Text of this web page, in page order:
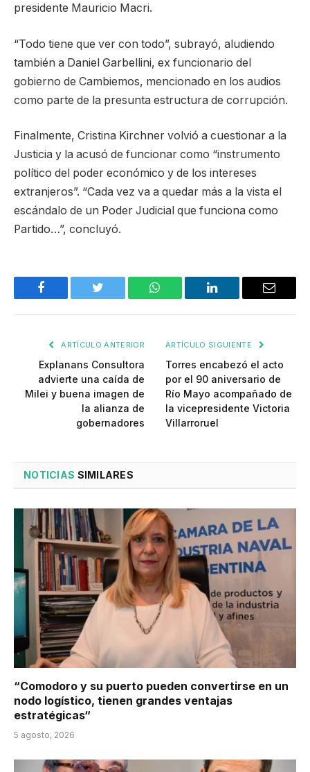
presidente Mauricio Macri.
“Todo tiene que ver con todo”, subrayó, aludiendo
también a Daniel Garbellini, ex funcionario del
gobierno de Cambiemos, mencionado en los audios
como parte de la presunta estructura de corrupción.
Finalmente, Cristina Kirchner volvió a cuestionar a la
Justicia y la acusó de funcionar como “instrumento
político del poder económico y de los intereses
extranjeros”. “Cada vez va a quedar más a la vista el
escándalo de un Poder Judicial que funciona como
Partido…”, concluyó.
Facebook Twitter WhatsApp LinkedIn Email
ARTÍCULO ANTERIOR
Explanans Consultora
advierte una caída de
Milei y buena imagen de
la alianza de
gobernadores
ARTÍCULO SIGUIENTE
Torres encabezó el acto
por el 90 aniversario de
Río Mayo acompañado de
la vicepresidente Victoria
Villarroruel
NOTICIAS SIMILARES
“Comodoro y su puerto pueden convertirse en un
nodo logístico, tienen grandes ventajas
estratégicas“
5 agosto, 2026